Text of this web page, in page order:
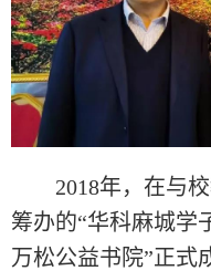
2018年，在与
筹办的“华科麻城学
万松公益书院”正式